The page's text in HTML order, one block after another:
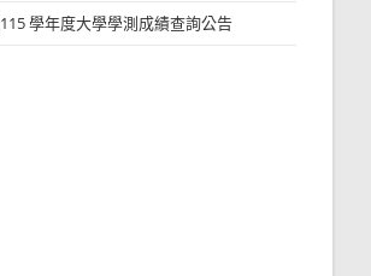
115 學年度大學學測成績查詢公告